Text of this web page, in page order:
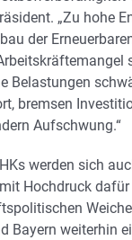
„Zu hohe
der
Belastungen
bremsen
Aufschwung.“
werden sich
Hochdruck dafür
Bayern weiterhin